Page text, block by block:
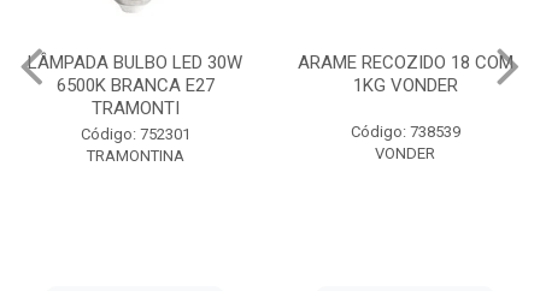
LÂMPADA BULBO LED 30W
6500K BRANCA E27
TRAMONTI
Código: 752301
TRAMONTINA
ARAME RECOZIDO 18 COM
1KG VONDER
Código: 738539
VONDER